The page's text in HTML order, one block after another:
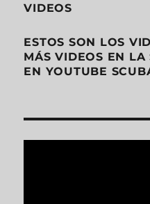
VIDEOS
ESTOS SON LOS
MÁS VIDEOS EN LA
EN YOUTUBE